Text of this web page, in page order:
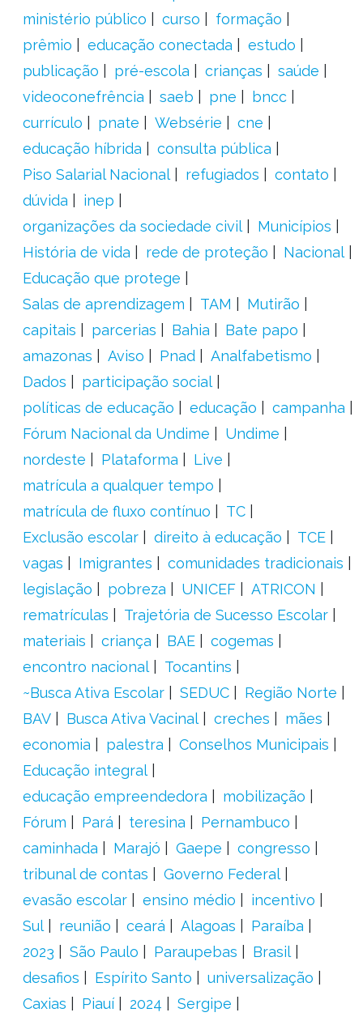
ministério público
curso
formação
prêmio
educação conectada
estudo
publicação
pré-escola crianças
saúde
videoconefrência
saeb pne
bncc
currículo
pnate Websérie
cne
educação híbrida
consulta pública
Piso Salarial Nacional
refugiados
contato
dúvida
inep
organizações da sociedade civil
Municípios
História de vida
rede de proteção
Nacional
Educação que protege
Salas de aprendizagem
TAM
Mutirão
capitais
parcerias Bahia
Bate papo
amazonas
Aviso Pnad
Analfabetismo
Dados
participação social
políticas de educação
educação
campanha
Fórum Nacional da Undime
Undime
nordeste
Plataforma
Live
matrícula a qualquer tempo
matrícula de fluxo contínuo
TC
Exclusão escolar
direito à educação
TCE
vagas
Imigrantes
comunidades tradicionais
legislação
pobreza UNICEF
ATRICON
rematrículas
Trajetória de Sucesso Escolar
materiais
criança BAE
cogemas
encontro nacional
Tocantins
~Busca Ativa Escolar
SEDUC
Região Norte
BAV
Busca Ativa Vacinal creches
mães
economia
palestra
Conselhos Municipais
Educação integral
educação empreendedora
mobilização
Fórum
Pará teresina
Pernambuco
caminhada
Marajó Gaepe
congresso
tribunal de contas
Governo Federal
evasão escolar
ensino médio
incentivo
Sul
reunião ceará Alagoas
Paraíba
2023
São Paulo Paraupebas
Brasil
desafios
Espírito Santo
universalização
Caxias
Piauí 2024
Sergipe